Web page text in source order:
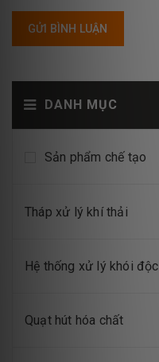
DANH MỤC
Sản phẩm chế tạo
Tháp xử lý khí thải
Hệ thống xử lý khói độc
Quạt hút hóa chất
GỬI BÌNH LUẬN